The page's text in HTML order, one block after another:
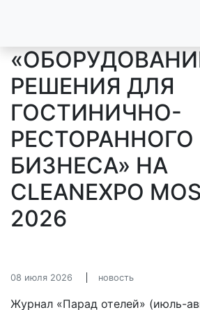
РЕШЕНИЯ ДЛЯ
ГОСТИНИЧНО-
РЕСТОРАННОГО
БИЗНЕСА» НА
CLEANEXPO
2026
08 июля 2026 новость
Журнал «Парад отелей» (июль-